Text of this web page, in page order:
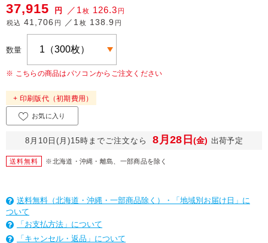
37,915 円 ／1 枚 126.3 円
税込 41,706 円 ／1 枚 138.9 円
数量
※ こちらの商品はパソコンからご注文ください
+ 印刷版代（初期費用）
8月10日(月)15時までご注文なら 8月28日 (金) 出荷予定
お気に入り
送料無料 ※北海道・沖縄・離島、一部商品を除く
送料無料（北海道・沖縄・一部商品除く）・「地域別お届け日」に
ついて
「お支払方法」について
「キャンセル・返品」について